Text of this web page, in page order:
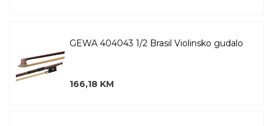
GEWA 404043 1/2 Brasil Violinsko gudalo
166,18 KM